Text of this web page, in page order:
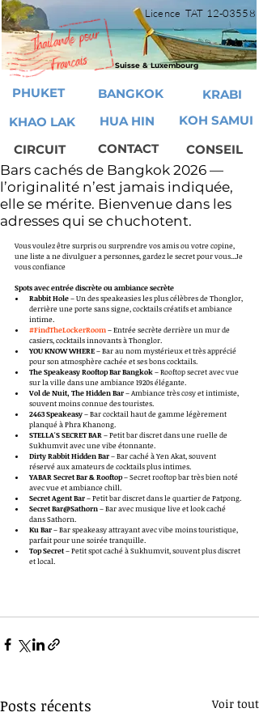
Licence TAT 12-03558
PHUKET BANGKOK
KRABI
KHAO LAK
HUA HIN
KOH SAMUI
CONTACT
CONSEIL
CIRCUIT
Suisse & Luxembourg
Bars cachés de Bangkok 2026 —
l’originalité n’est jamais indiquée,
elle se mérite. Bienvenue dans les
adresses qui se chuchotent.
Vous voulez être surpris ou surprendre vos amis ou votre copine,
une liste a ne divulguer a personnes, gardez le secret pour vous...Je
vous confiance
Spots avec entrée discrète ou ambiance secrète
Rabbit Hole – Un des speakeasies les plus célèbres de Thonglor,
derrière une porte sans signe, cocktails créatifs et ambiance
intime.
#FindTheLockerRoom – Entrée secrète derrière un mur de
casiers, cocktails innovants à Thonglor.
YOU KNOW WHERE – Bar au nom mystérieux et très apprécié
pour son atmosphère cachée et ses bons cocktails.
The Speakeasy Rooftop Bar Bangkok – Rooftop secret avec vue
sur la ville dans une ambiance 1920s élégante.
Vol de Nuit, The Hidden Bar – Ambiance très cosy et intimiste,
souvent moins connue des touristes.
2463 Speakeasy – Bar cocktail haut de gamme légèrement
planqué à Phra Khanong.
STELLA'S SECRET BAR – Petit bar discret dans une ruelle de
Sukhumvit avec une vibe étonnante.
Dirty Rabbit Hidden Bar – Bar caché à Yen Akat, souvent
réservé aux amateurs de cocktails plus intimes.
YABAR Secret Bar & Rooftop – Secret rooftop bar très bien noté
avec vue et ambiance chill.
Secret Agent Bar – Petit bar discret dans le quartier de Patpong.
Secret Bar@Sathorn – Bar avec musique live et look caché
dans Sathorn.
Ku Bar – Bar speakeasy attrayant avec vibe moins touristique,
parfait pour une soirée tranquille.
Top Secret – Petit spot caché à Sukhumvit, souvent plus discret
et local.
Posts récents Voir tout